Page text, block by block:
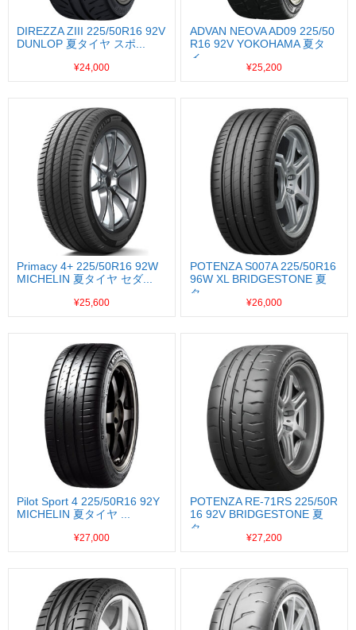
DIREZZA ZIII 225/50R16 92V
DUNLOP 夏タイヤ スポ...
¥24,000
ADVAN NEOVA AD09 225/50
R16 92V YOKOHAMA 夏タ
イ...
¥25,200
Primacy 4+ 225/50R16 92W
MICHELIN 夏タイヤ セダ...
¥25,600
POTENZA S007A 225/50R16
96W XL BRIDGESTONE 夏
タ...
¥26,000
Pilot Sport 4 225/50R16 92Y
MICHELIN 夏タイヤ ...
¥27,000
POTENZA RE-71RS 225/50R
16 92V BRIDGESTONE 夏
タ...
¥27,200